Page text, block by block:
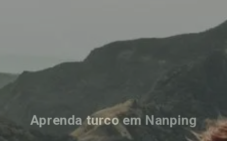
Aprenda turco em Nanping